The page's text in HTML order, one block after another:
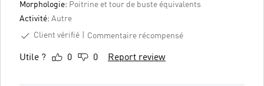
Morphologie: Poitrine et tour de buste équivalents
Activité: Autre
Client vérifié
Commentaire récompensé
Utile ? 0 0 Report review